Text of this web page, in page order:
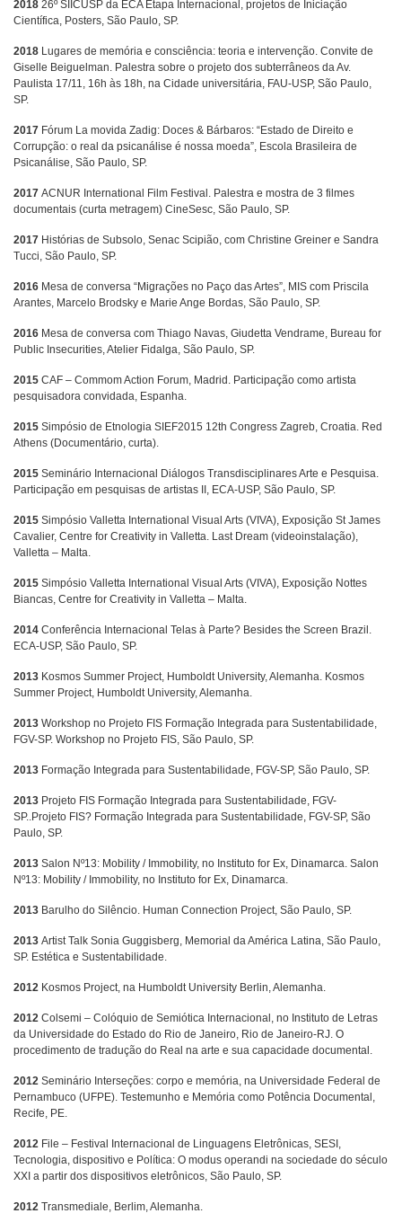
2018 26º SIICUSP da ECA Etapa Internacional, projetos de Iniciação
Científica, Posters, São Paulo, SP.
2018 Lugares de memória e consciência: teoria e intervenção. Convite de
Giselle Beiguelman. Palestra sobre o projeto dos subterrâneos da Av.
Paulista 17/11, 16h às 18h, na Cidade universitária, FAU-USP, São Paulo,
SP.
2017 Fórum La movida Zadig: Doces & Bárbaros: “Estado de Direito e
Corrupção: o real da psicanálise é nossa moeda”, Escola Brasileira de
Psicanálise, São Paulo, SP.
2017 ACNUR International Film Festival. Palestra e mostra de 3 filmes
documentais (curta metragem) CineSesc, São Paulo, SP.
2017 Histórias de Subsolo, Senac Scipião, com Christine Greiner e Sandra
Tucci, São Paulo, SP.
2016 Mesa de conversa “Migrações no Paço das Artes”, MIS com Priscila
Arantes, Marcelo Brodsky e Marie Ange Bordas, São Paulo, SP.
2016 Mesa de conversa com Thiago Navas, Giudetta Vendrame, Bureau for
Public Insecurities, Atelier Fidalga, São Paulo, SP.
2015 CAF – Commom Action Forum, Madrid. Participação como artista
pesquisadora convidada, Espanha.
2015 Simpósio de Etnologia SIEF2015 12th Congress Zagreb, Croatia. Red
Athens (Documentário, curta).
2015 Seminário Internacional Diálogos Transdisciplinares Arte e Pesquisa.
Participação em pesquisas de artistas II, ECA-USP, São Paulo, SP.
2015 Simpósio Valletta International Visual Arts (VIVA), Exposição St James
Cavalier, Centre for Creativity in Valletta. Last Dream (videoinstalação),
Valletta – Malta.
2015 Simpósio Valletta International Visual Arts (VIVA), Exposição Nottes
Biancas, Centre for Creativity in Valletta – Malta.
2014 Conferência Internacional Telas à Parte? Besides the Screen Brazil.
ECA-USP, São Paulo, SP.
2013 Kosmos Summer Project, Humboldt University, Alemanha. Kosmos
Summer Project, Humboldt University, Alemanha.
2013 Workshop no Projeto FIS Formação Integrada para Sustentabilidade,
FGV-SP. Workshop no Projeto FIS, São Paulo, SP.
2013 Formação Integrada para Sustentabilidade, FGV-SP, São Paulo, SP.
2013 Projeto FIS Formação Integrada para Sustentabilidade, FGV-
SP..Projeto FIS? Formação Integrada para Sustentabilidade, FGV-SP, São
Paulo, SP.
2013 Salon Nº13: Mobility / Immobility, no Instituto for Ex, Dinamarca. Salon
Nº13: Mobility / Immobility, no Instituto for Ex, Dinamarca.
2013 Barulho do Silêncio. Human Connection Project, São Paulo, SP.
2013 Artist Talk Sonia Guggisberg, Memorial da América Latina, São Paulo,
SP. Estética e Sustentabilidade.
2012 Kosmos Project, na Humboldt University Berlin, Alemanha.
2012 Colsemi – Colóquio de Semiótica Internacional, no Instituto de Letras
da Universidade do Estado do Rio de Janeiro, Rio de Janeiro-RJ. O
procedimento de tradução do Real na arte e sua capacidade documental.
2012 Seminário Interseções: corpo e memória, na Universidade Federal de
Pernambuco (UFPE). Testemunho e Memória como Potência Documental,
Recife, PE.
2012 File – Festival Internacional de Linguagens Eletrônicas, SESI,
Tecnologia, dispositivo e Política: O modus operandi na sociedade do século
XXI a partir dos dispositivos eletrônicos, São Paulo, SP.
2012 Transmediale, Berlim, Alemanha.